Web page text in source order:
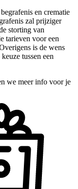
en crematie
zal prijziger
storting van
tarieven voor een
is de wens
tussen een
we meer info voor je